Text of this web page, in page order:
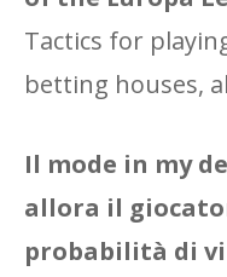
Tactics for
betting houses,
Il mode in my
allora il
probabilità di